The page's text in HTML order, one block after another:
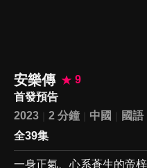
安樂傳
9
首發預告
2023
2 分鐘 中國 國語
全39集
一身正氣、心系蒼生的帝